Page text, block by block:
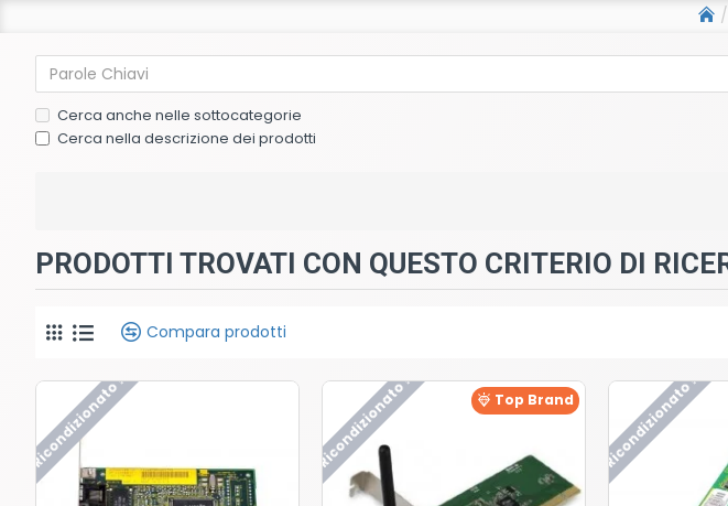
Cerca anche nelle sottocategorie
Cerca nella descrizione dei prodotti
PRODOTTI TROVATI CON QUESTO CRITERIO DI
Compara prodotti
Ricondizionato ! Top Brand
Ricondizionato ! Ricondizionato !